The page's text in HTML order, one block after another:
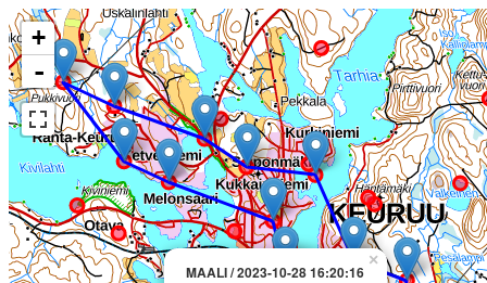
×
MAALI / 2023-10-28 16:20:16
+
-